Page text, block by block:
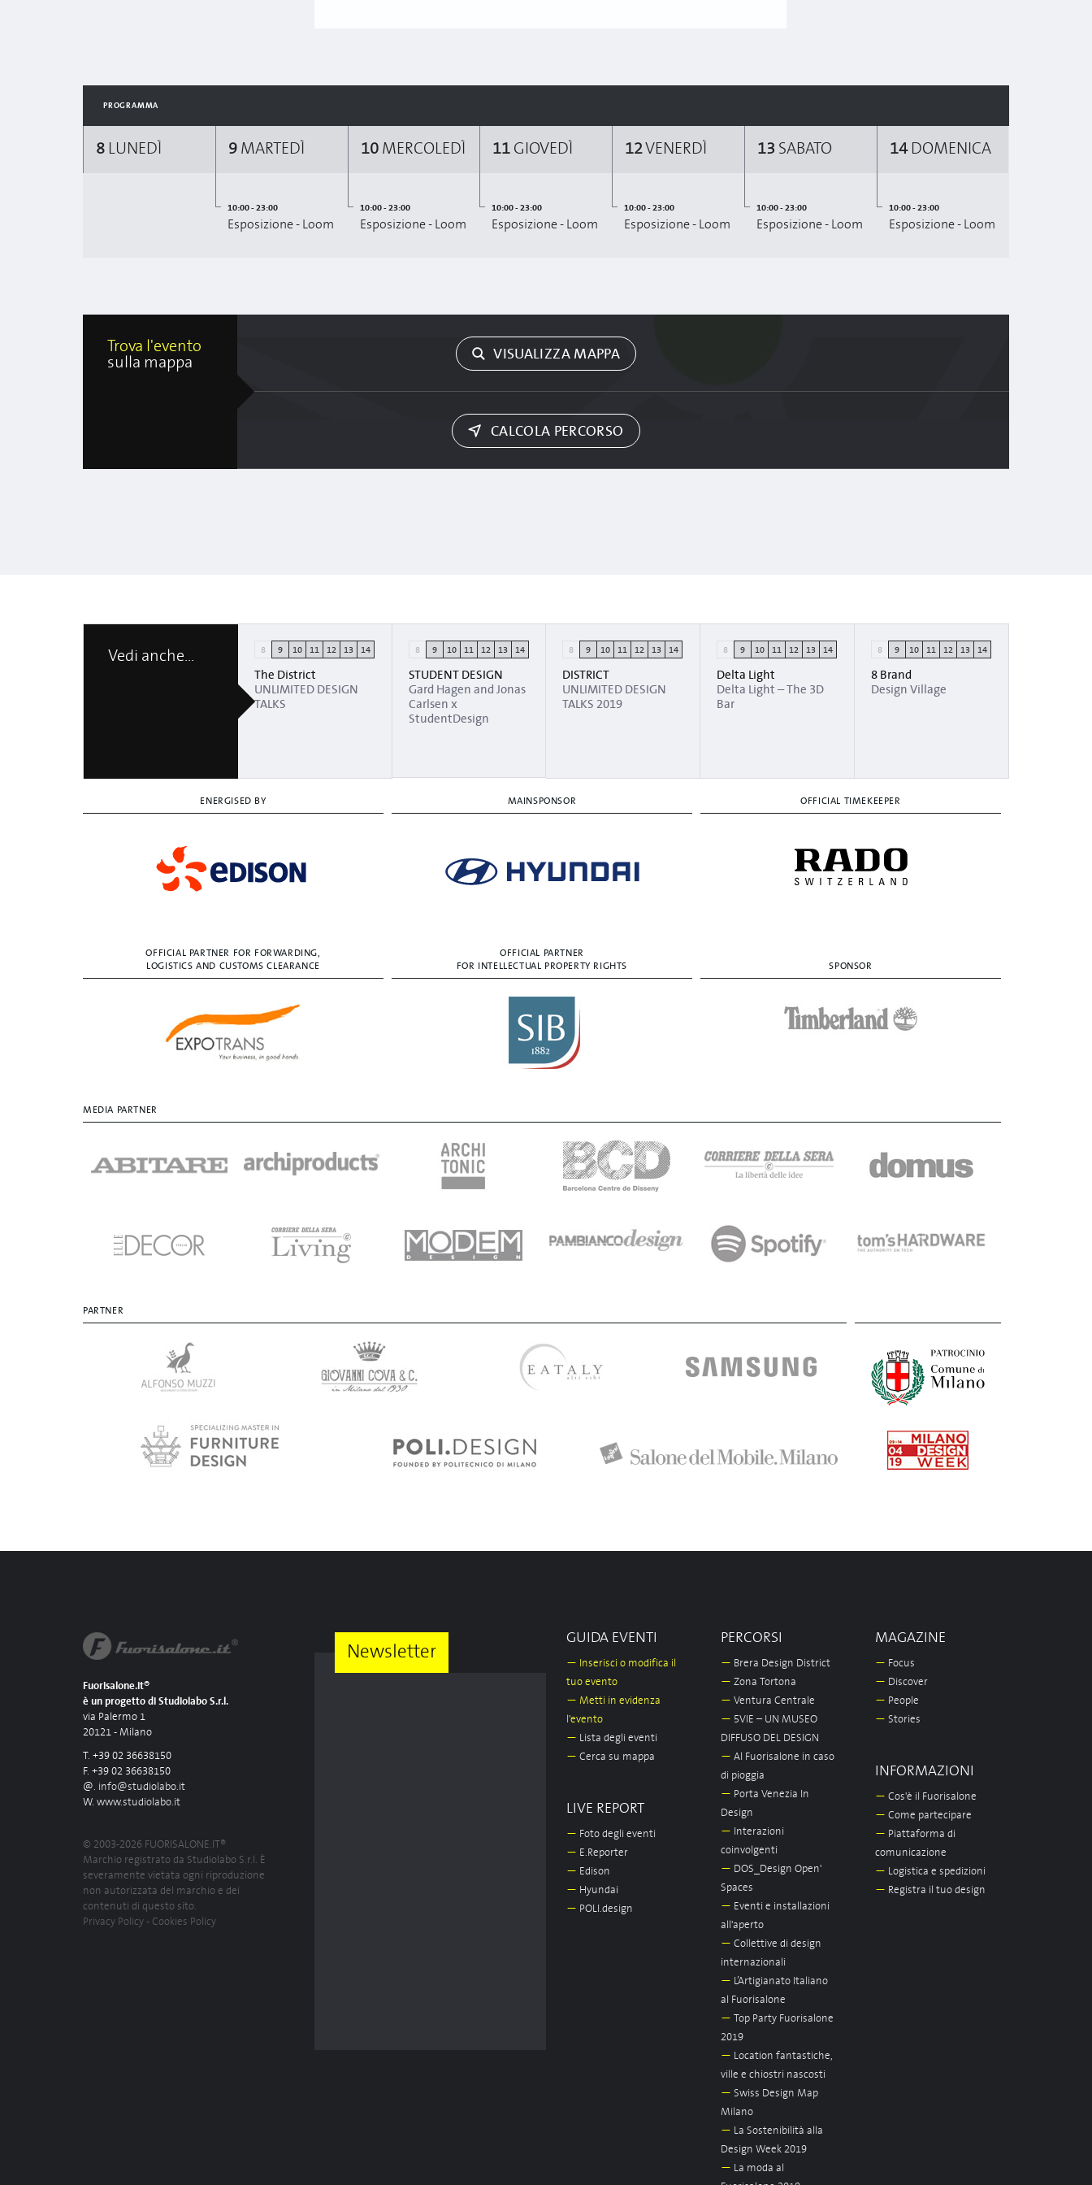
PROGRAMMA
8 LUNEDÌ 9MARTEDÌ
10:00 - 23:00
Esposizione - Loom
10MERCOLEDÌ
10:00 - 23:00
Esposizione - Loom
11 GIOVEDÌ
10:00 - 23:00
Esposizione - Loom
12VENERDÌ
10:00 - 23:00
Esposizione - Loom
13 SABATO
10:00 - 23:00
Esposizione - Loom
14DOMENICA
10:00 - 23:00
Esposizione - Loom
Trova l'evento
sulla mappa
VISUALIZZA MAPPA
CALCOLA PERCORSO
Vedi anche... 8 9 10 11 12 13 14
The District
UNLIMITED DESIGN
TALKS
8 9 10 11 12 13 14
STUDENT DESIGN
Gard Hagen and Jonas
Carlsen x
StudentDesign
8 9 10 11 12 13 14
DISTRICT
UNLIMITED DESIGN
TALKS 2019
8 9 10 11 12 13 14
Delta Light
Delta Light – The 3D
Bar
8 9 10 11 12 13 14
8 Brand
Design Village
ENERGISED BY MAINSPONSOR OFFICIAL TIMEKEEPER
OFFICIAL PARTNER FOR FORWARDING,
LOGISTICS AND CUSTOMS CLEARANCE
OFFICIAL PARTNER
FOR INTELLECTUAL PROPERTY RIGHTS
SPONSOR
MEDIA PARTNER
PARTNER
Newsletter
Fuorisalone.it®
è un progetto di Studiolabo S.r.l.
via Palermo 1
20121 - Milano
T. +39 02 36638150
F. +39 02 36638150
@. info@studiolabo.it
W. www.studiolabo.it
© 2003-2026 FUORISALONE.IT®
Marchio registrato da Studiolabo S.r.l. È
severamente vietata ogni riproduzione
non autorizzata del marchio e dei
contenuti di questo sito.
Privacy Policy - Cookies Policy
GUIDA EVENTI
— Inserisci o modifica il
tuo evento
— Metti in evidenza
l'evento
— Lista degli eventi
— Cerca su mappa
LIVE REPORT
— Foto degli eventi
— E.Reporter
— Edison
— Hyundai
— POLI.design
PERCORSI
— Brera Design District
— Zona Tortona
— Ventura Centrale
— 5VIE – UN MUSEO
DIFFUSO DEL DESIGN
— Al Fuorisalone in caso
di pioggia
— Porta Venezia In
Design
— Interazioni
coinvolgenti
— DOS_Design Open'
Spaces
— Eventi e installazioni
all'aperto
— Collettive di design
internazionali
— L’Artigianato Italiano
al Fuorisalone
— Top Party Fuorisalone
2019
— Location fantastiche,
ville e chiostri nascosti
— Swiss Design Map
Milano
— La Sostenibilità alla
Design Week 2019
— La moda al
MAGAZINE
— Focus
— Discover
— People
— Stories
INFORMAZIONI
— Cos'è il Fuorisalone
— Come partecipare
— Piattaforma di
comunicazione
— Logistica e spedizioni
— Registra il tuo design